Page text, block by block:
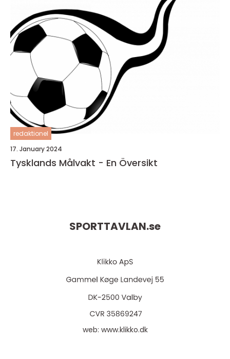
redaktionel
17. January 2024
Tysklands Målvakt - En Översikt
SPORTTAVLAN.se
web: www.klikko.dk